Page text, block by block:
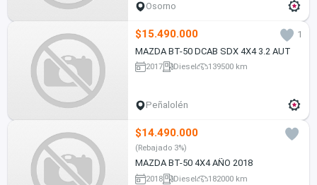
Osorno
$15.490.000
1
MAZDA BT-50 DCAB SDX 4X4 3.2 AUT
2017 Diesel 139500 km
Peñalolén
$14.490.000
(Rebajado 3%)
MAZDA BT-50 4X4 AÑO 2018
2018 Diesel 182000 km